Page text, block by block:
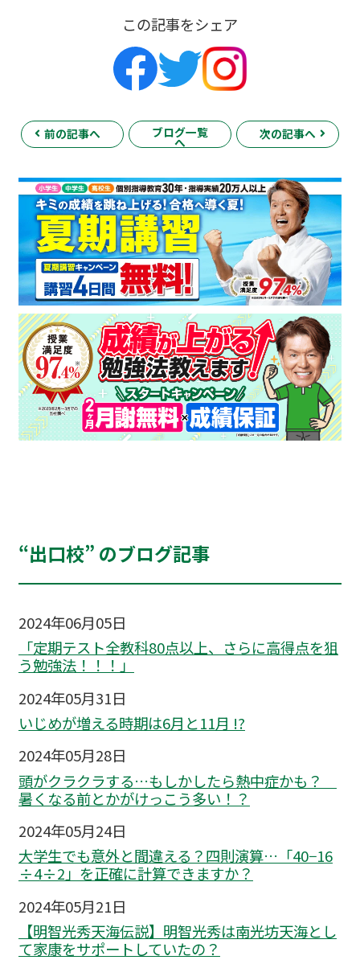
この記事をシェア
前の記事へ ブログ一覧
へ
次の記事へ
“出口校” のブログ記事
2024年06月05日
「定期テスト全教科80点以上、さらに高得点を狙
う勉強法！！！」
2024年05月31日
いじめが増える時期は6月と11月 !?
2024年05月28日
頭がクラクラする…もしかしたら熱中症かも？
暑くなる前とかがけっこう多い！？
2024年05月24日
大学生でも意外と間違える？四則演算…「40−16
÷4÷2」を正確に計算できますか？
2024年05月21日
【明智光秀天海伝説】明智光秀は南光坊天海とし
て家康をサポートしていたの？